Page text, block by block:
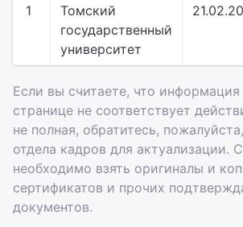
1
Томский
государственный
университет
Если вы считаете, что информация
странице не соответствует
не полная, обратитесь,
отдела кадров для актуализации.
необходимо взять оригиналы и
сертификатов и прочих
документов.